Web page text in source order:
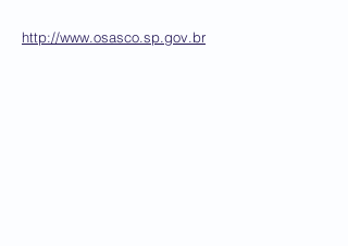
http://www.osasco.sp.gov.br